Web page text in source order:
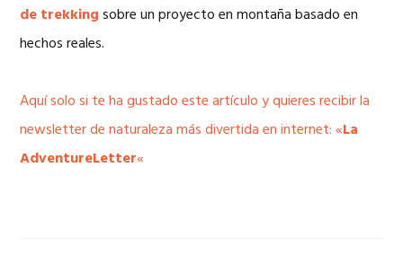
de trekking sobre un proyecto en montaña basado en
hechos reales.
Aquí solo si te ha gustado este artículo y quieres recibir la
newsletter de naturaleza más divertida en internet: «La
AdventureLetter«